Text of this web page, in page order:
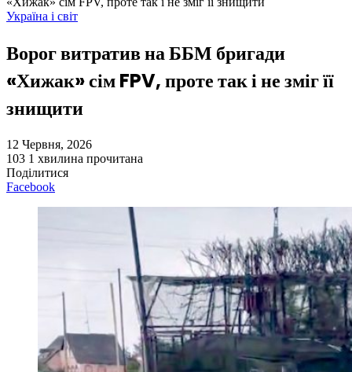
Україна і світ
Ворог витратив на ББМ бригади
«Хижак» сім FPV, проте так і не зміг її
знищити
12 Червня, 2026
103 1 хвилина прочитана
Поділитися
Facebook